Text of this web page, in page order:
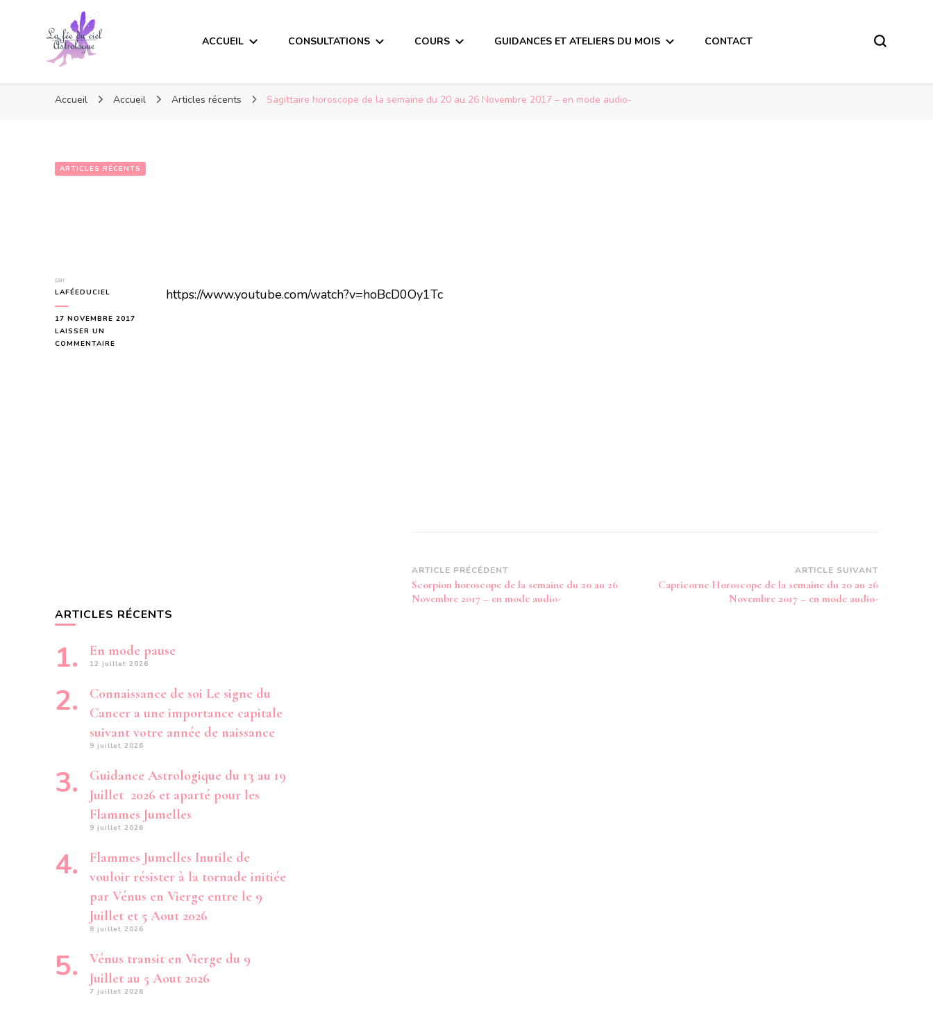
ACCUEIL CONSULTATIONS COURS GUIDANCES ET ATELIERS DU MOIS CONTACT
Accueil Accueil Articles récents Sagittaire horoscope de la semaine du 20 au 26 Novembre 2017 – en mode audio-
ARTICLES RÉCENTS
par
LAFÉEDUCIEL
17 NOVEMBRE 2017
LAISSER UN
COMMENTAIRE
https://www.youtube.com/watch?v=hoBcD0Oy1Tc
Navigation
d’article
ARTICLE PRÉCÉDENT
Scorpion horoscope de la semaine du 20 au 26
Novembre 2017 – en mode audio-
ARTICLE SUIVANT
Capricorne Horoscope de la semaine du 20 au 26
Novembre 2017 – en mode audio-
ARTICLES RÉCENTS
En mode pause
12 juillet 2026
Connaissance de soi Le signe du
Cancer a une importance capitale
suivant votre année de naissance
9 juillet 2026
Guidance Astrologique du 13 au 19
Juillet 2026 et aparté pour les
Flammes Jumelles
9 juillet 2026
Flammes Jumelles Inutile de
vouloir résister à la tornade initiée
par Vénus en Vierge entre le 9
Juillet et 5 Aout 2026
8 juillet 2026
Vénus transit en Vierge du 9
Juillet au 5 Aout 2026
7 juillet 2026